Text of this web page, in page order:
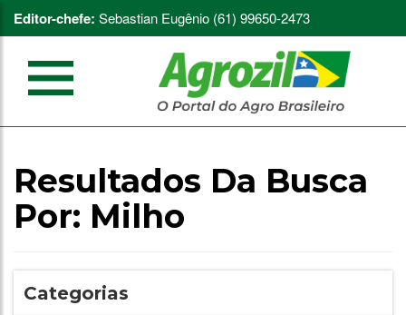
Editor-chefe: Sebastian Eugênio (61) 99650-2473
Resultados Da Busca
Por: Milho
Categorias